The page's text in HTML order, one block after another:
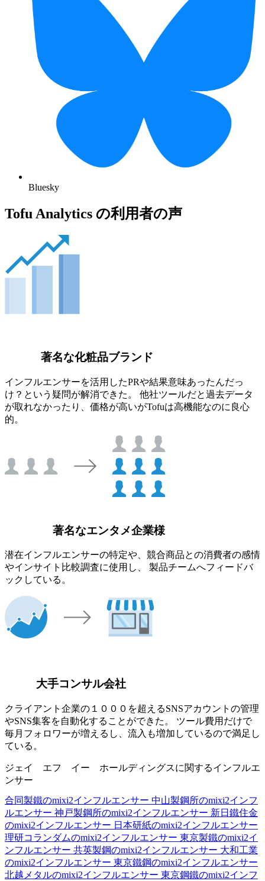
Bluesky
Tofu Analytics の利用者の声
著名な化粧品ブランド
インフルエンサーを活用したPRや結果意味あったんだっ
け？という疑問が解消できた。 他社ツールだと過去データ
が取れなかったり、価格が高いがTofuは高機能なのに良心
的。
著名なエンタメ企業様
潜在インフルエンサーの特定や、競合商品との消費者の感情
やインサイト比較調査に使用し、 製品チームへフィードバ
ックしている。
大手コンサル会社
クライアント企業の１０００を超えるSNSアカウントの管理
やSNS集客を自動化することができた。 ツール費用だけで
毎月フォロワーが増えるし、流入も増加しているので満足し
ている。
ジェイ エフ イー ホールディングスに関するインフルエ
ンサー
合同製鐵のmixi2インフルエンサー 中山製鋼所のmixi2インフ
ルエンサー 神戸製鋼所のmixi2インフルエンサー 新日鐵住金
のmixi2インフルエンサー 日本研紙のmixi2インフルエンサー
理研コランダムのmixi2インフルエンサー 東京製鐵のmixi2イ
ンフルエンサー 共英製鋼のmixi2インフルエンサー 大和工業
のmixi2インフルエンサー 東京鐵鋼のmixi2インフルエンサー
北越メタルのmixi2インフルエンサー 東京鋼鐵のmixi2インフ